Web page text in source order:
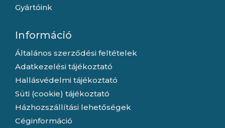
Gyártóink
Információ
Általános szerződési feltételek
Adatkezelési tájékoztató
Hallásvédelmi tájékoztató
Süti (cookie) tájékoztató
Házhozszállítási lehetőségek
Céginformáció